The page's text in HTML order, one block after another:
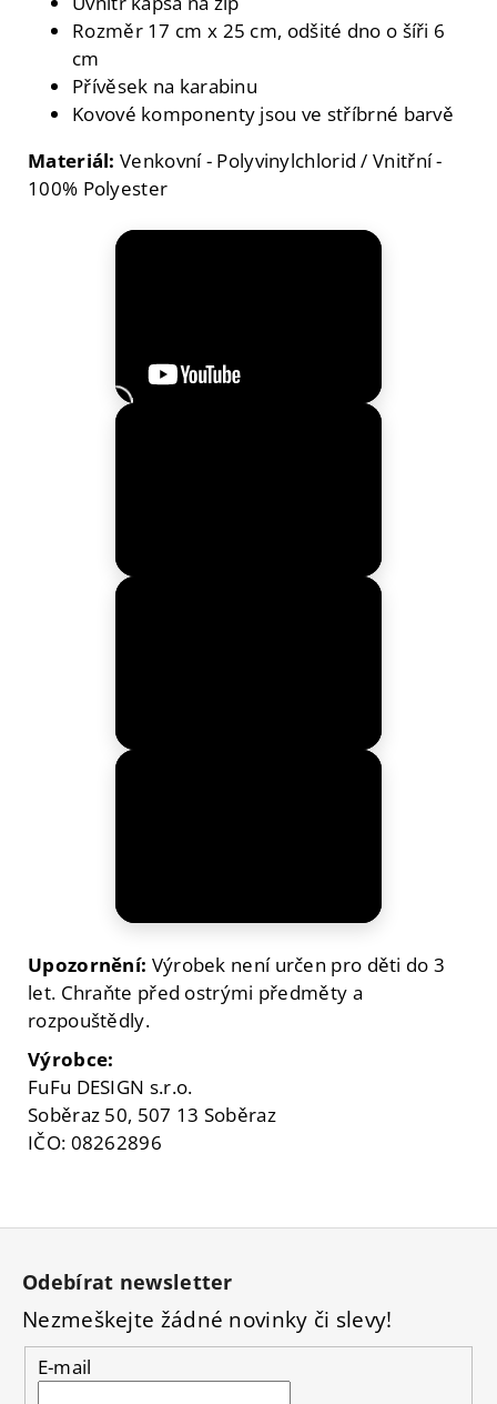
Rozměr 17 cm x 25 cm, odšité dno o šíři 6
cm
Přívěsek na karabinu
Kovové komponenty jsou ve stříbrné barvě
Materiál: Venkovní - Polyvinylchlorid / Vnitřní -
100% Polyester
Upozornění: Výrobek není určen pro děti do 3
let. Chraňte před ostrými předměty a
rozpouštědly.
Výrobce:
FuFu DESIGN s.r.o.
Soběraz 50, 507 13 Soběraz
IČO: 08262896
Z
Odebírat newsletter
Nezmeškejte žádné novinky či slevy!
E-mail